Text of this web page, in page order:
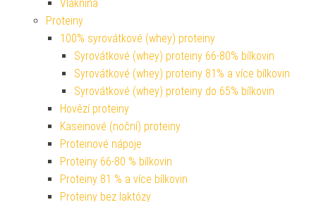
Vláknina
Proteiny
100% syrovátkové (whey) proteiny
Syrovátkové (whey) proteiny 66-80% bílkovin
Syrovátkové (whey) proteiny 81% a více bílkovin
Syrovátkové (whey) proteiny do 65% bílkovin
Hovězí proteiny
Kaseinové (noční) proteiny
Proteinové nápoje
Proteiny 66-80 % bílkovin
Proteiny 81 % a více bílkovin
Proteiny bez laktózy